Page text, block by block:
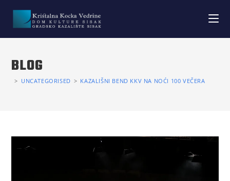
BLOG
> UNCATEGORISED > KAZALIŠNI BEND KKV NA NOĆI 100 VEČERA